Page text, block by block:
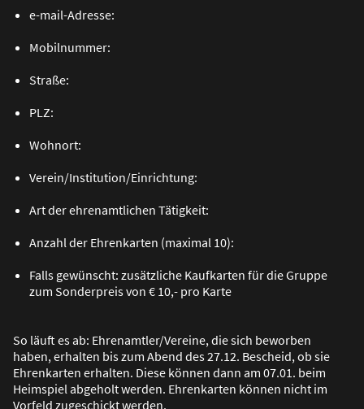
e-mail-Adresse:
Mobilnummer:
Straße:
PLZ:
Wohnort:
Verein/Institution/Einrichtung:
Art der ehrenamtlichen Tätigkeit:
Anzahl der Ehrenkarten (maximal 10):
Falls gewünscht: zusätzliche Kaufkarten für die Gruppe
zum Sonderpreis von € 10,- pro Karte
So läuft es ab: Ehrenamtler/Vereine, die sich beworben
haben, erhalten bis zum Abend des 27.12. Bescheid, ob sie
Ehrenkarten erhalten. Diese können dann am 07.01. beim
Heimspiel abgeholt werden. Ehrenkarten können nicht im
Vorfeld zugeschickt werden.